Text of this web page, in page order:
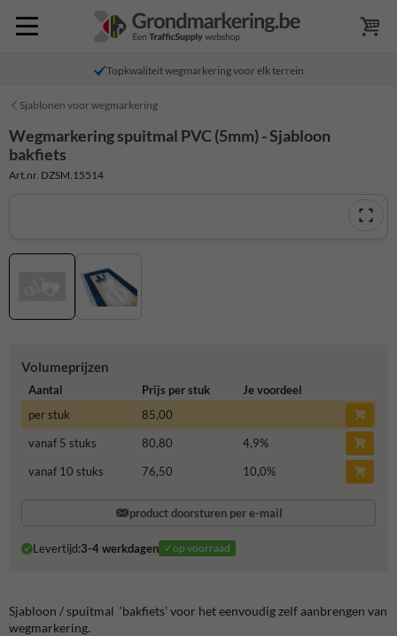
Topkwaliteit wegmarkering voor elk terrein
Sjablonen voor wegmarkering
Wegmarkering spuitmal PVC (5mm) - Sjabloon
bakfiets
Art.nr. DZSM.15514
Volumeprijzen
Aantal Prijs per stuk
Je voordeel
per stuk
85,00
vanaf 5 stuks
80,80 4,9%
vanaf 10 stuks
76,50 10,0%
product doorsturen per e-mail
Levertijd:3-4 werkdagen ✓op voorraad
Sjabloon / spuitmal ‘bakfiets’ voor het eenvoudig zelf aanbrengen van
wegmarkering.